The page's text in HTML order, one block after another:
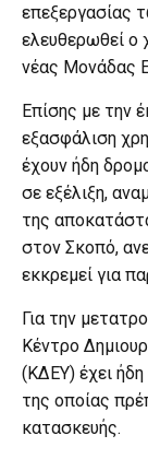
επεξεργασίας
ελευθερωθεί ο
νέας Μονάδας
Επίσης με την
εξασφάλιση
έχουν ήδη
σε εξέλιξη,
της
στον Σκοπό,
εκκρεμεί για
Για την
Κέντρο
(ΚΔΕΥ) έχει
της οποίας
κατασκευής.